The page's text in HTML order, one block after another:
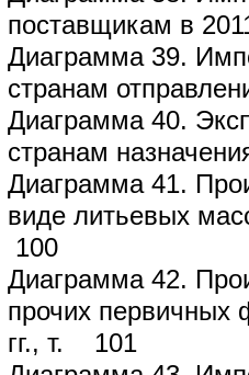
поставщикам в
Диаграмма 39.
странам
Диаграмма 40.
странам
Диаграмма 41.
виде литьевых
100
Диаграмма 42.
прочих первичных
гг., т. 101